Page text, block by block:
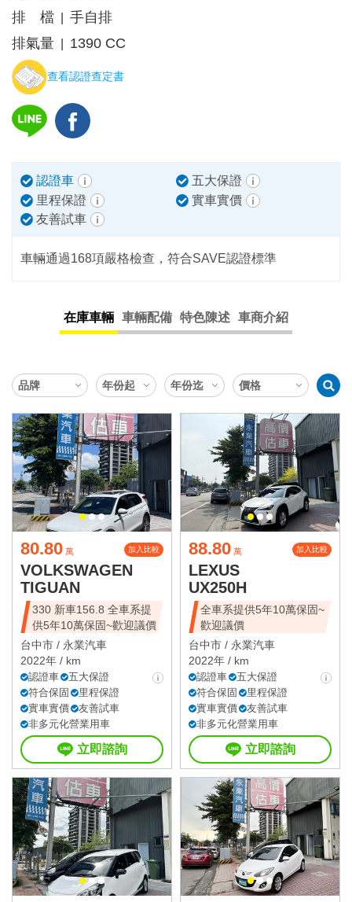
排 檔
手自排
排氣量
1390 CC
查看認證查定書
認證車
五大保證
里程保證
實車實價
友善試車
車輛通過168項嚴格檢查，符合SAVE認證標準
在庫車輛 車輛配備 特色陳述 車商介紹
80.80 萬 加入比較
VOLKSWAGEN
TIGUAN
330 新車156.8 全車系提
供5年10萬保固~歡迎議價
台中市 / 永業汽車
2022年 / km
認證車
五大保證
符合保固
里程保證
實車實價
友善試車
非多元化營業用車
立即諮詢
88.80 萬 加入比較
LEXUS
UX250H
全車系提供5年10萬保固~
歡迎議價
台中市 / 永業汽車
2022年 / km
認證車
五大保證
符合保固
里程保證
實車實價
友善試車
非多元化營業用車
立即諮詢